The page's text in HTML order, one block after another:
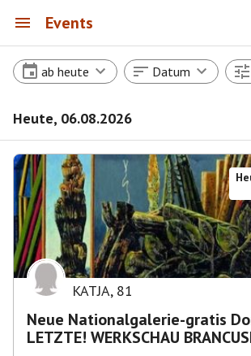
Events
ab heute Datum
Heute, 06.08.2026
KATJA, 81
Neue Nationalgalerie-gratis
LETZTE! WERKSCHAU